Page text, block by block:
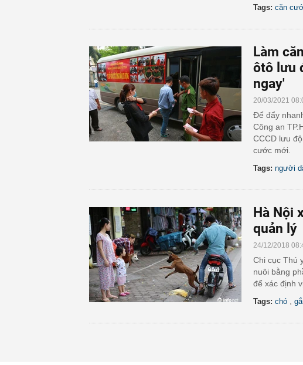
Tags: căn
Làm
ôtô lưu
ngay'
20/03/2021
Để đẩy
Công an
CCCD lưu
cước mới.
Tags: người
Hà Nội
quản lý
24/12/2018
Chi cục Thú
nuôi bằng
để xác định
Tags: chó